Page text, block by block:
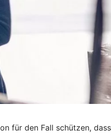
für den Fall schützen, dass